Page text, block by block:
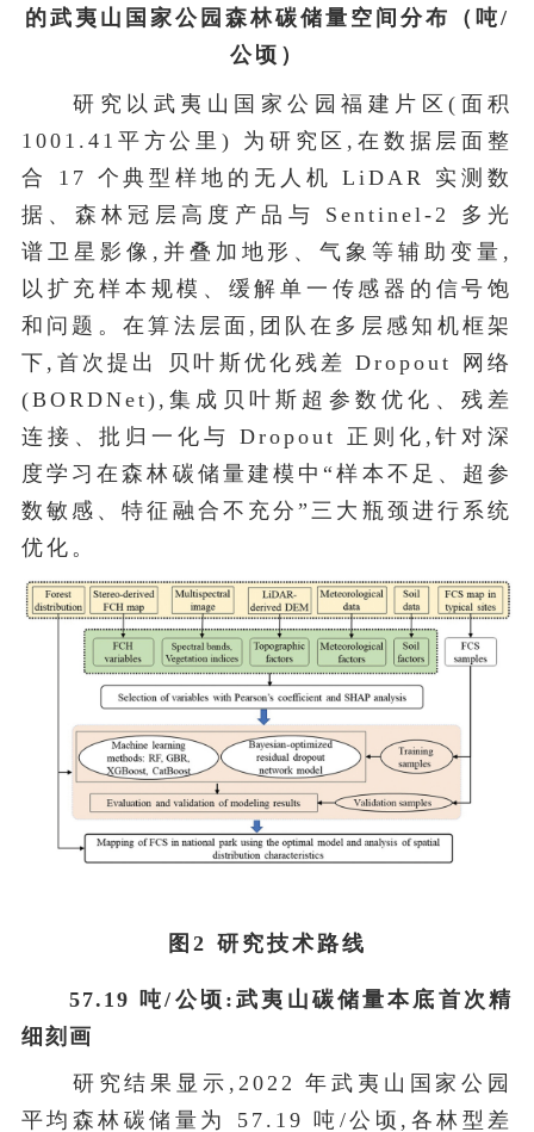
的武夷山国家公园森林碳储量空间分布（吨/
公顷）
研究以武夷山国家公园福建片区(面积
1001.41平方公里) 为研究区,在数据层面整
合 17 个典型样地的无人机 LiDAR 实测数
据、森林冠层高度产品与 Sentinel-2 多光
谱卫星影像,并叠加地形、气象等辅助变量,
以扩充样本规模、缓解单一传感器的信号饱
和问题。在算法层面,团队在多层感知机框架
下,首次提出 贝叶斯优化残差Dropout
网络
(BORDNet),集成贝叶斯超参数优化、残差
连接、批归一化与 Dropout 正则化,针对深
度学习在森林碳储量建模中“样本不足、超参
数敏感、特征融合不充分”三大瓶颈进行系统
优化。
图2 研究技术路线
57.19 吨/公顷:武夷山碳储量本底首次精
细刻画
研究结果显示,2022 年武夷山国家公园
平均森林碳储量为 57.19 吨/公顷,各林型差